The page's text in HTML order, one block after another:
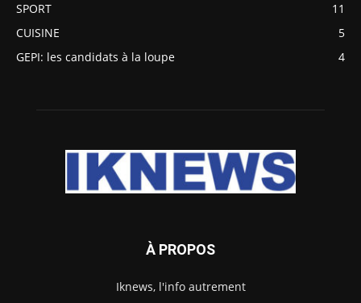
SPORT
11
CUISINE
5
GEPI: les candidats à la loupe
4
À PROPOS
Iknews, l'info autrement